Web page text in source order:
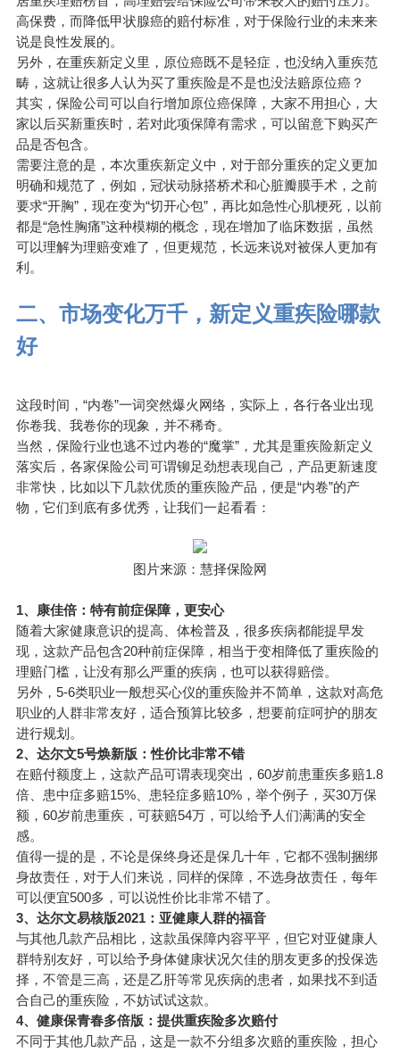
高保费，而降低甲状腺癌的赔付标准，对于保险行业的未来来
说是良性发展的。
另外，在重疾新定义里，原位癌既不是轻症，也没纳入重疾范
畴，这就让很多人认为买了重疾险是不是也没法赔原位癌？
其实，保险公司可以自行增加原位癌保障，大家不用担心，大
家以后买新重疾时，若对此项保障有需求，可以留意下购买产
品是否包含。
需要注意的是，本次重疾新定义中，对于部分重疾的定义更加
明确和规范了，例如，冠状动脉搭桥术和心脏瓣膜手术，之前
要求“开胸”，现在变为“切开心包”，再比如急性心肌梗死，以前
都是“急性胸痛”这种模糊的概念，现在增加了临床数据，虽然
可以理解为理赔变难了，但更规范，长远来说对被保人更加有
利。
二、市场变化万千，新定义重疾险哪款
好
这段时间，“内卷”一词突然爆火网络，实际上，各行各业出现
你卷我、我卷你的现象，并不稀奇。
当然，保险行业也逃不过内卷的“魔掌”，尤其是重疾险新定义
落实后，各家保险公司可谓铆足劲想表现自己，产品更新速度
非常快，比如以下几款优质的重疾险产品，便是“内卷”的产
物，它们到底有多优秀，让我们一起看看：
图片来源：慧择保险网
1、康佳倍：特有前症保障，更安心
随着大家健康意识的提高、体检普及，很多疾病都能提早发
现，这款产品包含20种前症保障，相当于变相降低了重疾险的
理赔门槛，让没有那么严重的疾病，也可以获得赔偿。
另外，5-6类职业一般想买心仪的重疾险并不简单，这款对高危
职业的人群非常友好，适合预算比较多，想要前症呵护的朋友
进行规划。
2、达尔文5号焕新版：性价比非常不错
在赔付额度上，这款产品可谓表现突出，60岁前患重疾多赔1.8
倍、患中症多赔15%、患轻症多赔10%，举个例子，买30万保
额，60岁前患重疾，可获赔54万，可以给予人们满满的安全
感。
值得一提的是，不论是保终身还是保几十年，它都不强制捆绑
身故责任，对于人们来说，同样的保障，不选身故责任，每年
可以便宜500多，可以说性价比非常不错了。
3、达尔文易核版2021：亚健康人群的福音
与其他几款产品相比，这款虽保障内容平平，但它对亚健康人
群特别友好，可以给予身体健康状况欠佳的朋友更多的投保选
择，不管是三高，还是乙肝等常见疾病的患者，如果找不到适
合自己的重疾险，不妨试试这款。
4、健康保青春多倍版：提供重疾险多次赔付
不同于其他几款产品，这是一款不分组多次赔的重疾险，担心